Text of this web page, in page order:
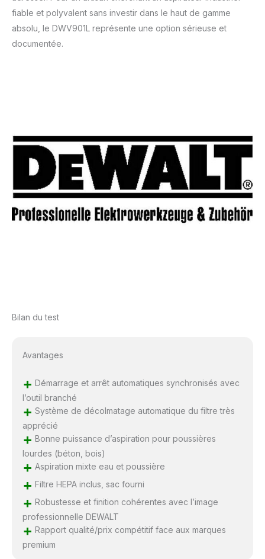
fiable et polyvalent sans investir dans le haut de gamme
absolu, le DWV901L représente une option sérieuse et
documentée.
Bilan du test
Avantages
+ Démarrage et arrêt automatiques synchronisés avec
l’outil branché
+ Système de décolmatage automatique du filtre très
apprécié
+ Bonne puissance d’aspiration pour poussières
lourdes (béton, bois)
+ Aspiration mixte eau et poussière
+ Filtre HEPA inclus, sac fourni
+ Robustesse et finition cohérentes avec l’image
professionnelle DEWALT
+ Rapport qualité/prix compétitif face aux marques
premium